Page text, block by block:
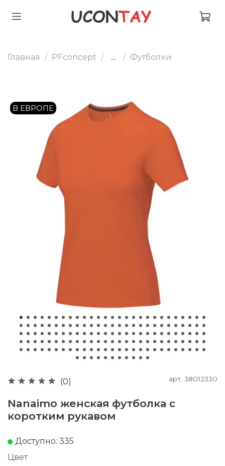
Главная PFconcept ... Футболки
В ЕВРОПЕ
(0) арт. 38012330
Nanaimo женская футболка с
коротким рукавом
Доступно: 335
Цвет